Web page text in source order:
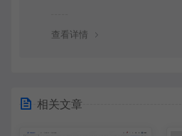
查看详情
相关文章